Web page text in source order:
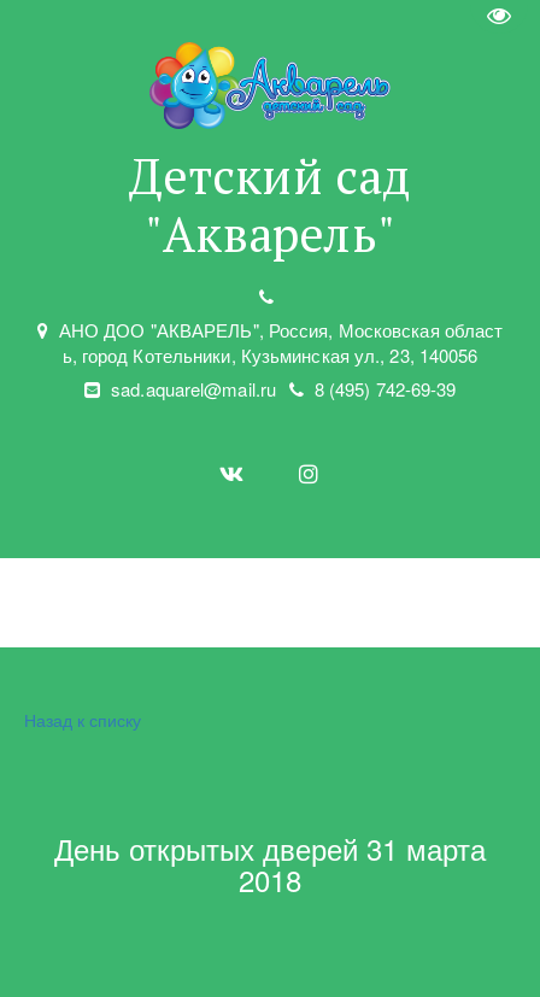
Детский сад
"Акварель"
АНО ДОО "АКВАРЕЛЬ", Россия, Московская област
ь, город Котельники, Кузьминская ул.,23, 140056
sad.aquarel@mail.ru
8 (495) 742-69-39
Назад к списку
День открытых дверей 31 марта
2018